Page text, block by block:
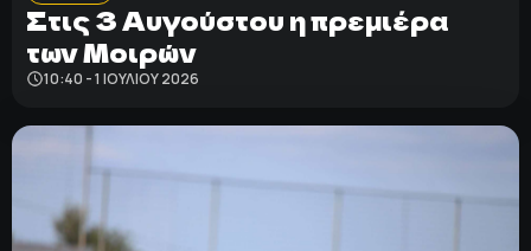
Στις 3 Αυγούστου η πρεμιέρα
των Μοιρών
10:40 - 1 ΙΟΥΛΊΟΥ 2026